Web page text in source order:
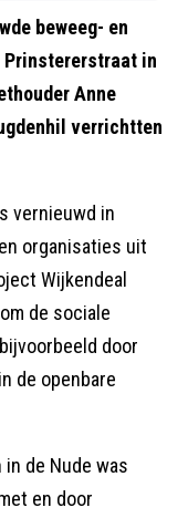
beweeg- en
Prinstererstraat in
Anne
verrichtten
vernieuwd in
organisaties uit
Wijkendeal
de sociale
door
de openbare
de Nude was
en door